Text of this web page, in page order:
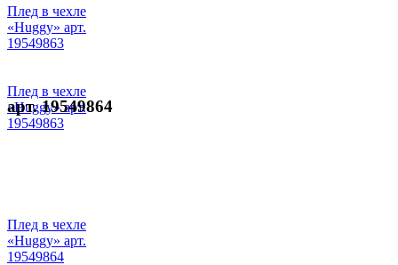
Плед в чехле
«Huggy» арт.
19549863
Плед в чехле
«Huggy» арт.
19549863
арт. 19549864
Плед в чехле
«Huggy» арт.
19549864